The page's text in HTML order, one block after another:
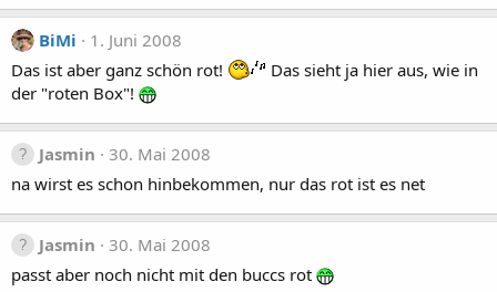
BiMi
1. Juni 2008
Das ist aber ganz schön rot!
Das sieht ja hier aus, wie in
der "roten Box"!
Jasmin
30. Mai 2008
na wirst es schon hinbekommen, nur das rot ist es net
Jasmin
30. Mai 2008
passt aber noch nicht mit den buccs rot